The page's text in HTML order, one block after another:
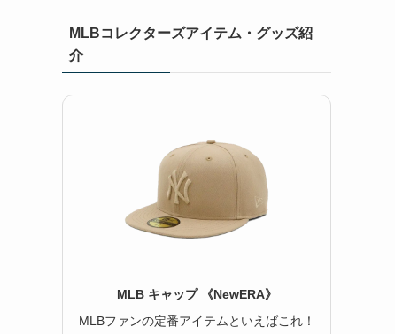
MLBコレクターズアイテム・グッズ紹
介
MLB キャップ 《NewERA》
MLBファンの定番アイテムといえばこれ！